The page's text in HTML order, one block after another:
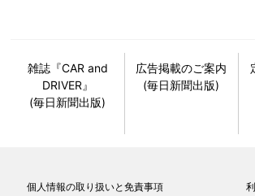
雑誌『CAR and
DRIVER』
(毎日新聞出版)
広告掲載のご案内
(毎日新聞出版)
個人情報の取り扱いと免責事項